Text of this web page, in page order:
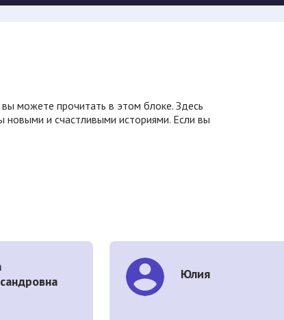
можете прочитать в этом блоке. Здесь
и счастливыми историями. Если вы
Юлия